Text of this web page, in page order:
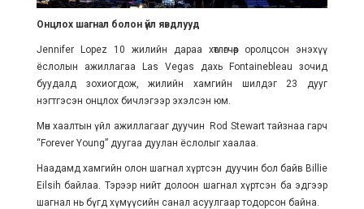
Онцлох шагнал болон үйл явдлууд
Jennifer Lopez 10 жилийн дараа хөтлөгчөөр оролцсон энэхүү
ёслолын ажиллагаа Las Vegas дахь Fontainebleau зочид
буудалд зохиогдож, жилийн хамгийн шилдэг 23 дууг
нэгтгэсэн онцлох бичлэгээр эхэлсэн юм.
Мөн хаалтын үйл ажиллагааг дуучин Rod Stewart тайзнаа гарч
“Forever Young” дуугаа дуулан ёслолыг хаалаа.
Наадамд хамгийн олон шагнал хүртсэн дуучин бол байв Billie
Eilsih байлаа. Тэрээр нийт долоон шагнал хүртсэн ба эдгээр
шагнал нь бүгд хүмүүсийн санал асуулгаар тодорсон байна.